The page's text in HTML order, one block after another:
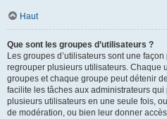
Haut
Que sont les groupes d’utilisateurs ?
Les groupes d’utilisateurs sont une
regrouper plusieurs utilisateurs. Chaque
groupes et chaque groupe peut détenir
facilite les tâches aux administrateurs
plusieurs utilisateurs en une seule fois,
de modération, ou bien leur donner